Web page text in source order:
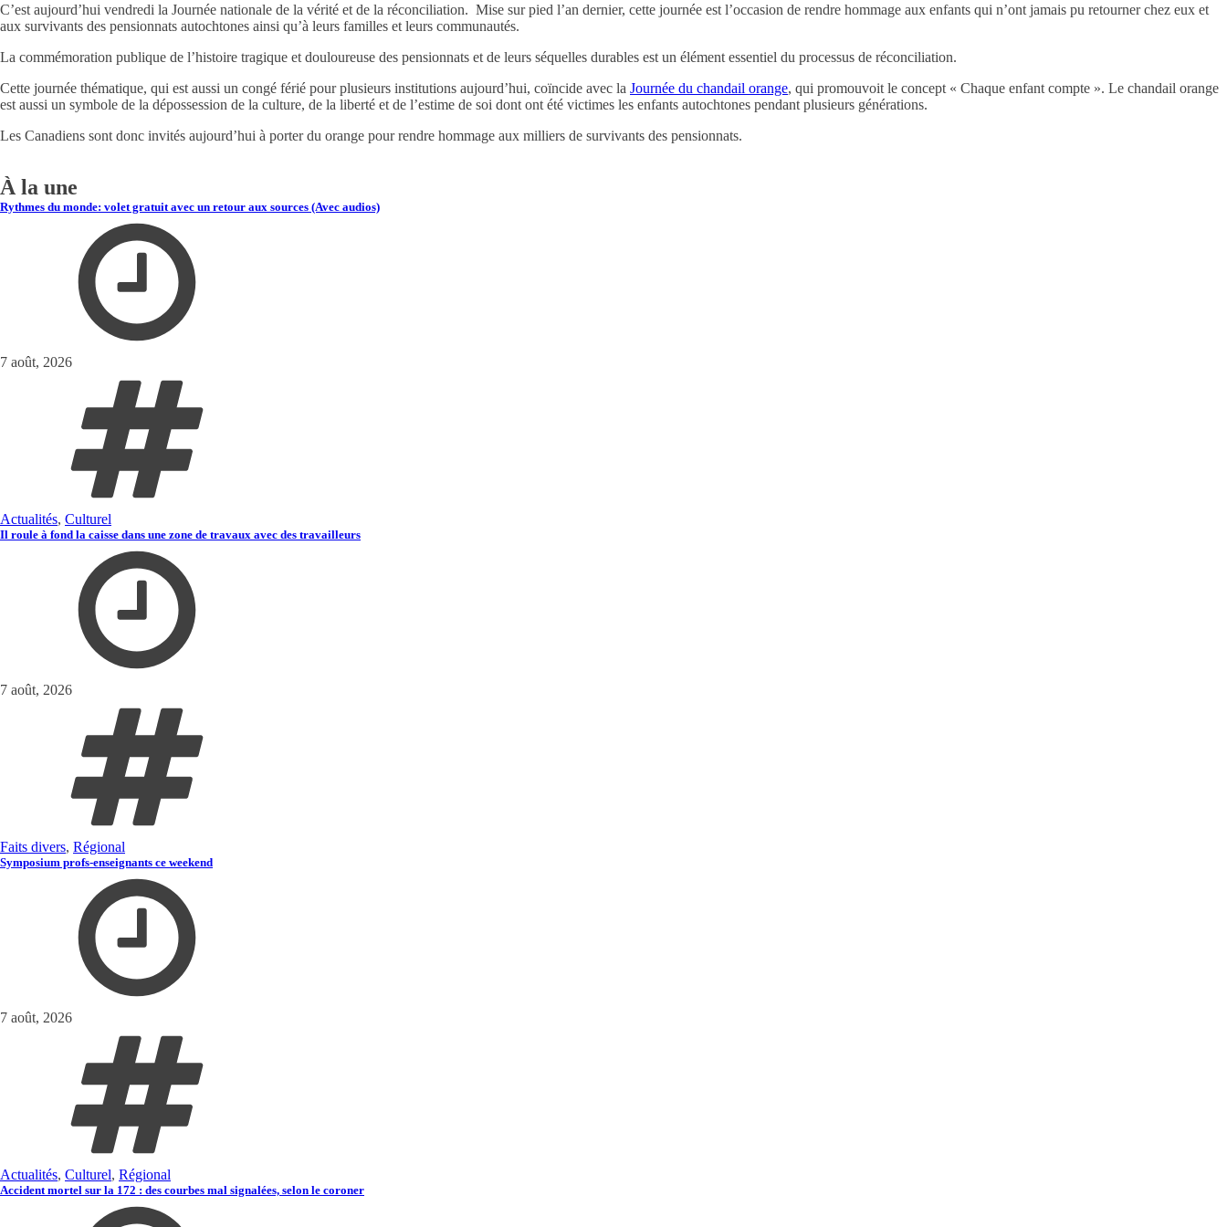
C’est aujourd’hui vendredi la Journée nationale de la vérité et de la réconciliation. Mise sur pied l’an dernier, cette journée est l’occasion de rendre hommage aux enfants qui n’ont jamais pu retourner chez eux et
aux survivants des pensionnats autochtones ainsi qu’à leurs familles et leurs communautés.
La commémoration publique de l’histoire tragique et douloureuse des pensionnats et de leurs séquelles durables est un élément essentiel du processus de réconciliation.
Cette journée thématique, qui est aussi un congé férié pour plusieurs institutions aujourd’hui, coïncide avec la Journée du chandail orange, qui promouvoit le concept « Chaque enfant compte ». Le chandail orange
est aussi un symbole de la dépossession de la culture, de la liberté et de l’estime de soi dont ont été victimes les enfants autochtones pendant plusieurs générations.
Les Canadiens sont donc invités aujourd’hui à porter du orange pour rendre hommage aux milliers de survivants des pensionnats.
À la une
Rythmes du monde: volet gratuit avec un retour aux sources (Avec audios)
7 août, 2026
Actualités, Culturel
Il roule à fond la caisse dans une zone de travaux avec des travailleurs
7 août, 2026
Faits divers, Régional
Symposium profs-enseignants ce weekend
7 août, 2026
Actualités, Culturel, Régional
Accident mortel sur la 172 : des courbes mal signalées, selon le coroner